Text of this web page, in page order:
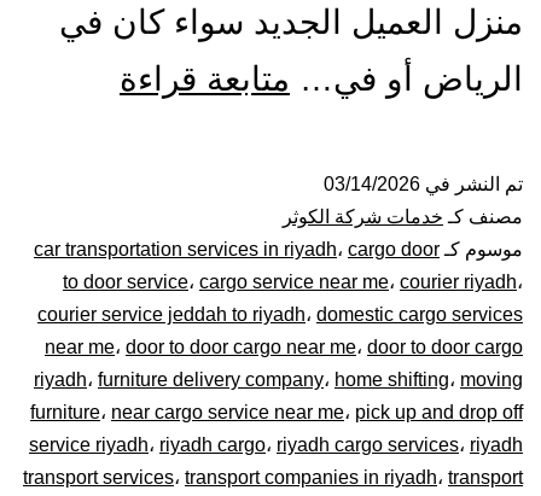
منزل العميل الجديد سواء كان في
الرياض أو في… متابعة قراءة
بالرياض|
–
توصيل
تم النشر في 03/14/2026
مصنف كـ خدمات شركة الكوثر
موسوم كـ
car transportation services in riyadh، cargo door
to door service، cargo service near me، courier riyadh،
courier service jeddah to riyadh، domestic cargo services
near me، door to door cargo near me، door to door cargo
riyadh، furniture delivery company، home shifting، moving
furniture، near cargo service near me، pick up and drop off
service riyadh، riyadh cargo، riyadh cargo services، riyadh
transport services، transport companies in riyadh، transport